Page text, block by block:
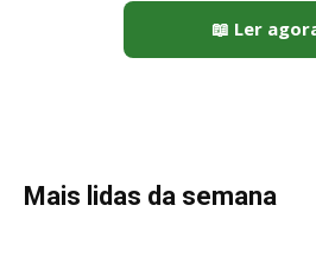
Peixe-lua emerge horizontalmente na
permitir que aves marinhas removam